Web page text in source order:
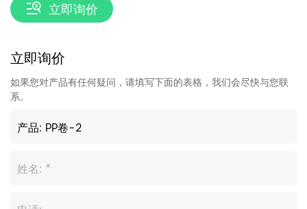
立即询价
立即询价
如果您对产品有任何疑问，请填写下面的表格，我们会尽快与您联
系。